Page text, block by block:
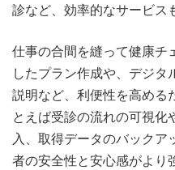
診など、効率的なサービス
仕事の合間を縫って健康チ
したプラン作成や、デジ
説明など、利便性を高める
とえば受診の流れの可視化
入、取得データのバックア
者の安全性と安心感がより